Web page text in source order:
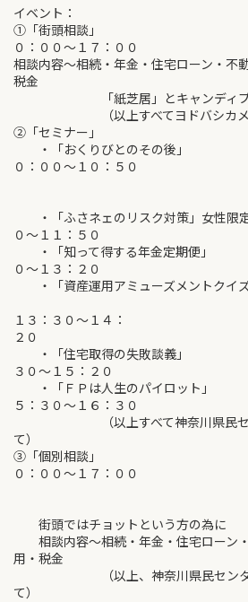
イベント：
①「街頭相
０：００～１７：００
相談内容～相続・年金・住宅ローン・不
税金
「紙芝居」とキャンディプ
（以上すべてヨドバシカメラ
②「セミナー」
・「おくりびとの
０：００～１０：５０
・「ふさネェのリスク対策」
０～１１：５０
・「知って得する年金定
０～１３：２０
・「資産運用アミューズメントクイズ
１３：３０～１４：
２０
・「住宅取得の失敗
３０～１５：２０
・「ＦＰは人生のパ
５：３０～１６：３０
（以上すべて神奈川県民セ
て）
③「個別相
０：００～１７：００
街頭ではチョットという方の為に
相談内容～相続・年金・住宅ローン
用・税金
（以上、神奈川県民センタ
て）